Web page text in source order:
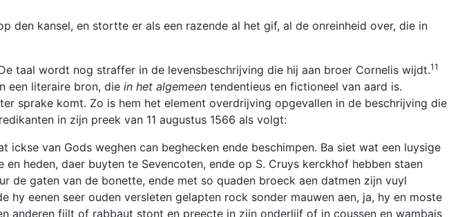
den kansel, en stortte er als een razende al het gif, al de onreinheid over, die in
taal wordt nog straffer in de levensbeschrijving die hij aan broer Cornelis wijdt.11
een literaire bron, die in het algemeen tendentieus en fictioneel van aard is.
ter sprake komt. Zo is hem het element overdrijving opgevallen in de beschrijving die
in zijn preek van 11 augustus 1566 als volgt:
van Gods weghen can beghecken ende beschimpen. Ba siet wat een luysige
heden, daer buyten te Sevencoten, ende op S. Cruys kerckhof hebben staen
de gaten van de bonette, ende met so quaden broeck aen datmen zijn vuyl
eenen seer ouden versleten gelapten rock sonder mauwen aen, ja, hy en moste
anderen fijlt of rabbaut stont en preecte in zijn onderlijf of in coussen en wambais